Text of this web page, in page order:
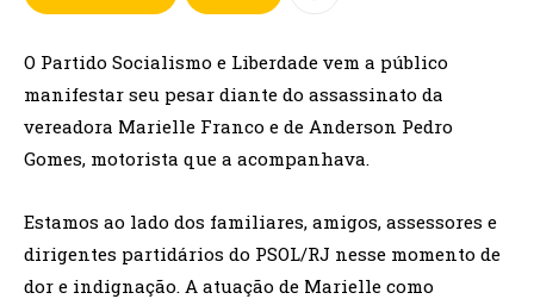
O Partido Socialismo e Liberdade vem a público
manifestar seu pesar diante do assassinato da
vereadora Marielle Franco e de Anderson Pedro
Gomes, motorista que a acompanhava.
Estamos ao lado dos familiares, amigos, assessores e
dirigentes partidários do PSOL/RJ nesse momento de
dor e indignação. A atuação de Marielle como